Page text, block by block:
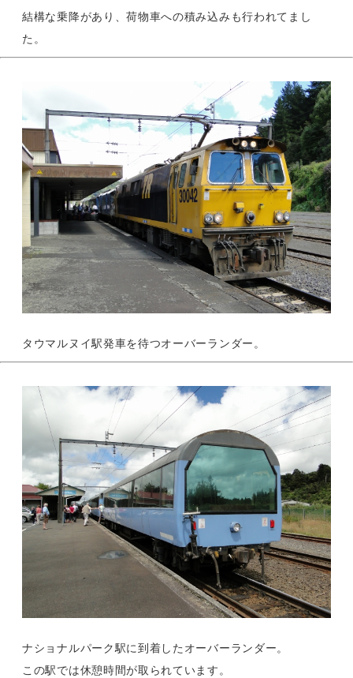
結構な乗降があり、荷物車への積み込みも行われてまし
た。
タウマルヌイ駅発車を待つオーバーランダー。
ナショナルパーク駅に到着したオーバーランダー。
この駅では休憩時間が取られています。